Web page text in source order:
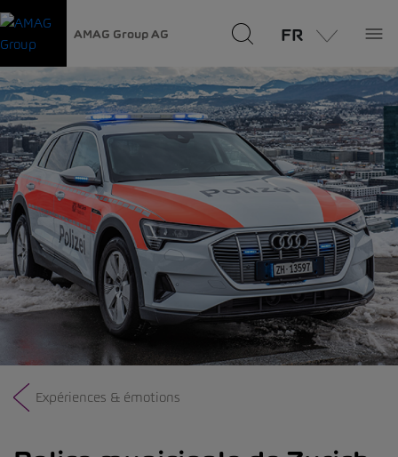
AMAG Group AG FR
Expériences & émotions